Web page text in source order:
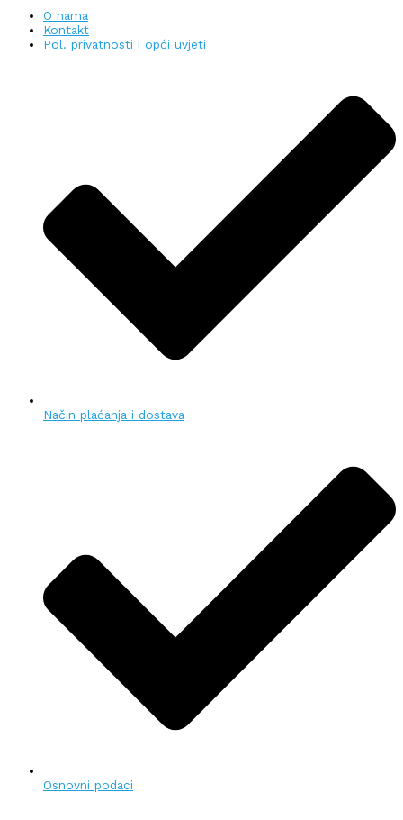
O nama
Kontakt
Pol. privatnosti i opći uvjeti
Način plaćanja i dostava
Osnovni podaci